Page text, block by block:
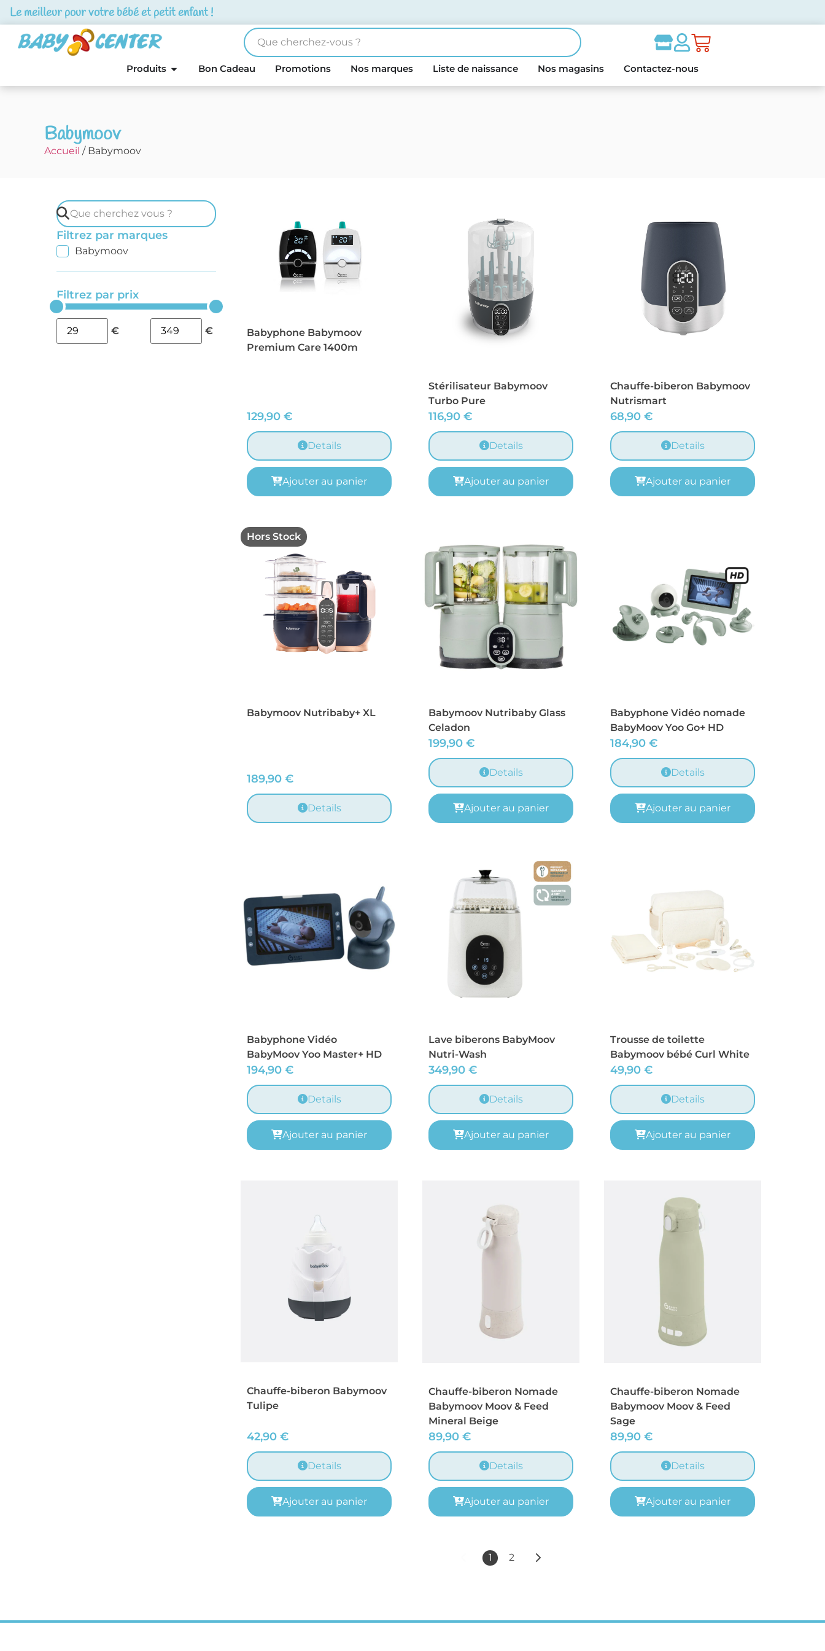
Le meilleur pour votre bébé et petit enfant !
Produits Bon Cadeau Promotions Nos marques Liste de naissance Nos magasins Contactez-nous
Babymoov
Accueil / Babymoov
Filtrez par marques
Babymoov
Filtrez par prix
€ €
Babyphone Babymoov
Premium Care 1400m
129,90 €
Details
Ajouter au panier
Stérilisateur Babymoov
Turbo Pure
116,90 €
Details
Ajouter au panier
Chauffe-biberon Babymoov
Nutrismart
68,90 €
Details
Ajouter au panier
Hors Stock
Babymoov Nutribaby+ XL
189,90 €
Details
Babymoov Nutribaby Glass
Celadon
199,90 €
Details
Ajouter au panier
Babyphone Vidéo nomade
BabyMoov Yoo Go+ HD
184,90 €
Details
Ajouter au panier
Babyphone Vidéo
BabyMoov Yoo Master+ HD
194,90 €
Details
Ajouter au panier
Lave biberons BabyMoov
Nutri-Wash
349,90 €
Details
Ajouter au panier
Trousse de toilette
Babymoov bébé Curl White
49,90 €
Details
Ajouter au panier
Chauffe-biberon Babymoov
Tulipe
42,90 €
Details
Ajouter au panier
Chauffe-biberon Nomade
Babymoov Moov & Feed
Mineral Beige
89,90 €
Details
Ajouter au panier
Chauffe-biberon Nomade
Babymoov Moov & Feed
Sage
89,90 €
Details
Ajouter au panier
1 2